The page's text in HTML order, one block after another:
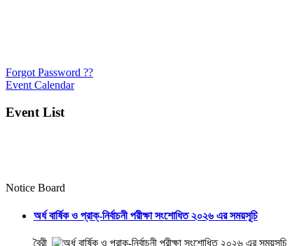
Forgot Password ??
Event Calendar
Event List
Notice Board
অর্ধ বার্ষিক ও প্রাক্-নির্বাচনী পরীক্ষা সংশোধিত ২০২৬ এর সময়সূচি
বৈরী